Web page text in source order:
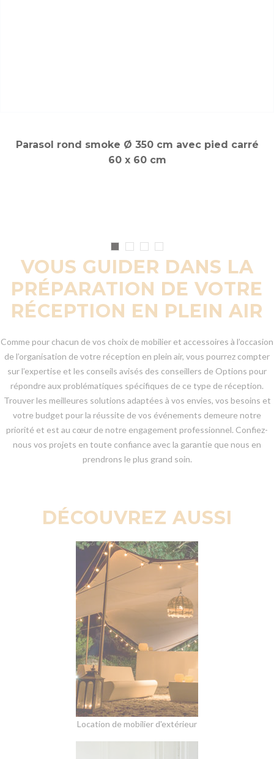
Parasol rond smoke Ø 350 cm avec pied carré
60 x 60 cm
VOUS GUIDER DANS LA
PRÉPARATION DE VOTRE
RÉCEPTION EN PLEIN AIR
Comme pour chacun de vos choix de mobilier et accessoires à l’occasion
de l’organisation de votre réception en plein air, vous pourrez compter
sur l’expertise et les conseils avisés des conseillers de Options pour
répondre aux problématiques spécifiques de ce type de réception.
Trouver les meilleures solutions adaptées à vos envies, vos besoins et
votre budget pour la réussite de vos événements demeure notre
priorité et est au cœur de notre engagement professionnel. Confiez-
nous vos projets en toute confiance avec la garantie que nous en
prendrons le plus grand soin.
DÉCOUVREZ AUSSI
Location de mobilier d'extérieur